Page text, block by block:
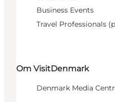
Business Events
Travel Professionals
Om VisitDenmark
Denmark Media